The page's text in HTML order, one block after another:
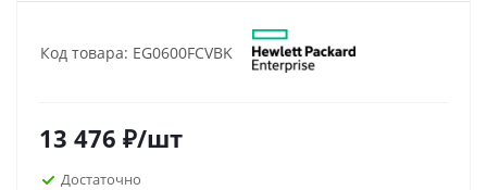
Код товара: EG0600FCVBK
13 476 ₽/шт
Достаточно